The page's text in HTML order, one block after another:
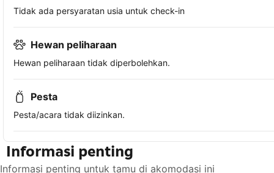
Tidak ada persyaratan usia untuk check-in
Hewan peliharaan
Hewan peliharaan tidak diperbolehkan.
Pesta
Pesta/acara tidak diizinkan.
Informasi penting
Informasi penting untuk tamu di akomodasi ini